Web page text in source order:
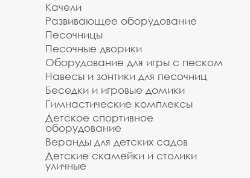
Качели
Развивающее оборудование
Песочницы
Песочные дворики
Оборудование для игры с песком
Навесы и зонтики для песочниц
Беседки и игровые домики
Гимнастические комплексы
Детское спортивное
оборудование
Веранды для детских садов
Детские скамейки и столики
уличные